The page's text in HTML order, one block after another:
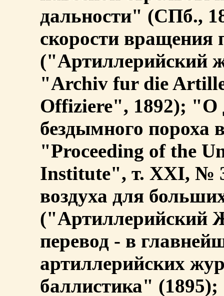
дальности" (СПб.,
скорости вращения
("Артиллерийский
"Archiv fur die
Offiziere", 1892); "О
бездымного пороха
"Proceeding of the
Institute", т. XXI, №
воздуха для
("Артиллерийский
перевод - в
артиллерийских
баллистика"